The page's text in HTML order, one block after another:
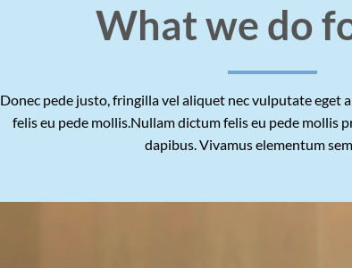
What we do
Donec pede justo, fringilla vel aliquet nec vulputate eget
felis eu pede mollis.Nullam dictum felis eu pede mollis
dapibus. Vivamus elementum